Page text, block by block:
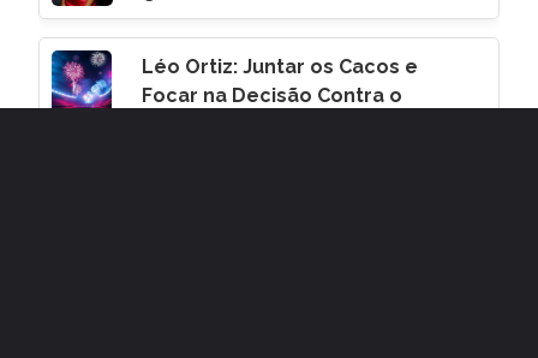
Léo Ortiz: Juntar os Cacos e
Focar na Decisão Contra o